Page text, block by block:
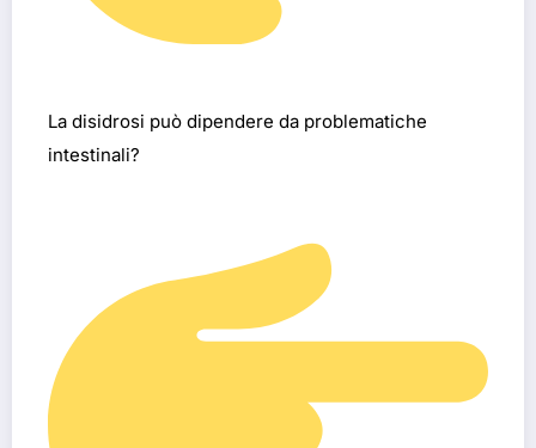
La disidrosi può dipendere da problematiche
intestinali?